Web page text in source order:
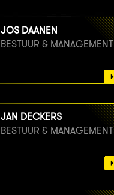
JOS DAANEN
BESTUUR & MANAGEMENT
JAN DECKERS
BESTUUR & MANAGEMENT